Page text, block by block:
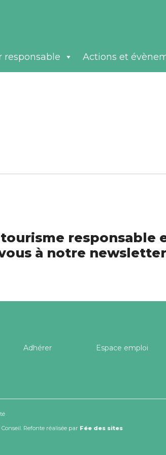
responsable Actions et
tourisme
à notre
Adhérer Espace emploi
. Refonte réalisée par Fée des sites